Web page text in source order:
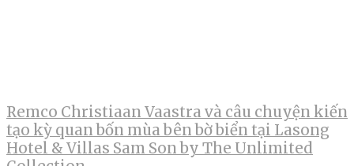
Remco Christiaan Vaastra và câu chuyện kiến
tạo kỳ quan bốn mùa bên bờ biển tại Lasong
Hotel & Villas Sam Son by The Unlimited